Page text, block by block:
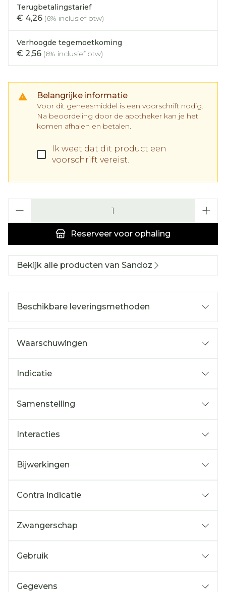
Terugbetalingstarief
€ 4,26 (6% inclusief btw)
Verhoogde tegemoetkoming
€ 2,56 (6% inclusief btw)
Belangrijke informatie
Voor dit geneesmiddel is een voorschrift nodig.
Na beoordeling door de apotheker kan je het
komen afhalen en betalen.
Ik weet dat dit product een
voorschrift vereist.
Reserveer voor ophaling
Bekijk alle producten van Sandoz
Beschikbare leveringsmethoden
Waarschuwingen
Indicatie
Samenstelling
Interacties
Bijwerkingen
Contra indicatie
Zwangerschap
Gebruik
Gegevens